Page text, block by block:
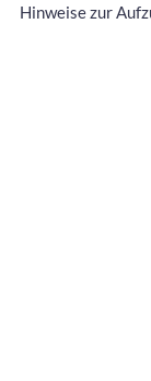
Hinweise zur